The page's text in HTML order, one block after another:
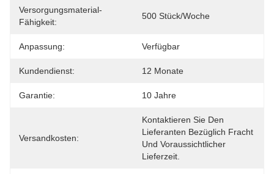
Versorgungsmaterial-
Fähigkeit:
500 Stück/Woche
Anpassung: Verfügbar
Kundendienst: 12 Monate
Garantie: 10 Jahre
Versandkosten:
Kontaktieren Sie Den
Lieferanten Bezüglich Fracht
Und Voraussichtlicher
Lieferzeit.